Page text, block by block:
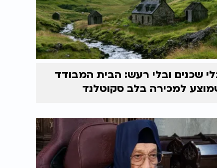
שכנים ובלי רעש: הבית המבודד
למכירה בלב סקוטלנד